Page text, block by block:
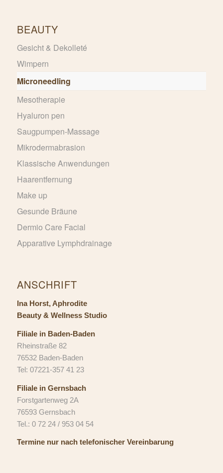
BEAUTY
Gesicht & Dekolleté
Wimpern
Microneedling
Mesotherapie
Hyaluron pen
Saugpumpen-Massage
Mikrodermabrasion
Klassische Anwendungen
Haarentfernung
Make up
Gesunde Bräune
Dermio Care Facial
Apparative Lymphdrainage
ANSCHRIFT
Ina Horst, Aphrodite
Beauty & Wellness Studio
Filiale in Baden-Baden
Rheinstraße 82
76532 Baden-Baden
Tel: 07221-357 41 23
Filiale in Gernsbach
Forstgartenweg 2A
76593 Gernsbach
Tel.: 0 72 24 / 953 04 54
Termine nur nach telefonischer Vereinbarung